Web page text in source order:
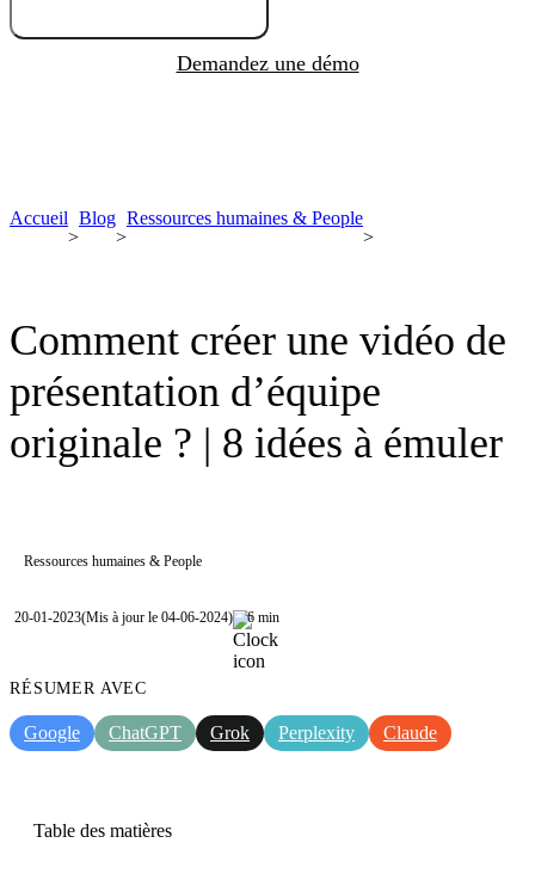
Demandez une démo
Accueil
>
Blog
>
Ressources humaines & People
>
Comment créer une vidéo de
présentation d’équipe
originale ? | 8 idées à émuler
Ressources humaines & People
20-01-2023(Mis à jour le 04-06-2024) 6 min
RÉSUMER AVEC
Google ChatGPT Grok Perplexity Claude
Table des matières